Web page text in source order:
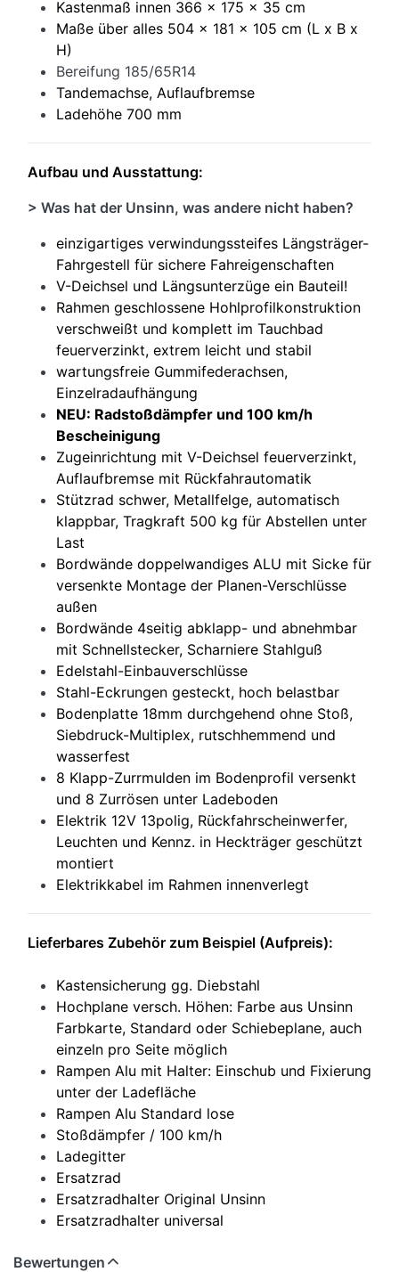
Kastenmaß innen 366 x 175 x 35 cm
Maße über alles 504 x 181 x 105 cm (L x B x
H)
Bereifung 185/65R14
Tandemachse, Auflaufbremse
Ladehöhe 700 mm
Aufbau und Ausstattung:
> Was hat der Unsinn, was andere nicht haben?
einzigartiges verwindungssteifes Längsträger-
Fahrgestell für sichere Fahreigenschaften
V-Deichsel und Längsunterzüge ein Bauteil!
Rahmen geschlossene Hohlprofilkonstruktion
verschweißt und komplett im Tauchbad
feuerverzinkt, extrem leicht und stabil
wartungsfreie Gummifederachsen,
Einzelradaufhängung
NEU: Radstoßdämpfer und 100 km/h
Bescheinigung
Zugeinrichtung mit V-Deichsel feuerverzinkt,
Auflaufbremse mit Rückfahrautomatik
Stützrad schwer, Metallfelge, automatisch
klappbar, Tragkraft 500 kg für Abstellen unter
Last
Bordwände doppelwandiges ALU mit Sicke für
versenkte Montage der Planen-Verschlüsse
außen
Bordwände 4seitig abklapp- und abnehmbar
mit Schnellstecker, Scharniere Stahlguß
Edelstahl-Einbauverschlüsse
Stahl-Eckrungen gesteckt, hoch belastbar
Bodenplatte 18mm durchgehend ohne Stoß,
Siebdruck-Multiplex, rutschhemmend und
wasserfest
8 Klapp-Zurrmulden im Bodenprofil versenkt
und 8 Zurrösen unter Ladeboden
Elektrik 12V 13polig, Rückfahrscheinwerfer,
Leuchten und Kennz. in Heckträger geschützt
montiert
Elektrikkabel im Rahmen innenverlegt
Lieferbares Zubehör zum Beispiel (Aufpreis):
Kastensicherung gg. Diebstahl
Hochplane versch. Höhen: Farbe aus Unsinn
Farbkarte, Standard oder Schiebeplane, auch
einzeln pro Seite möglich
Rampen Alu mit Halter: Einschub und Fixierung
unter der Ladefläche
Rampen Alu Standard lose
Stoßdämpfer / 100 km/h
Ladegitter
Ersatzrad
Ersatzradhalter Original Unsinn
Ersatzradhalter universal
Bewertungen